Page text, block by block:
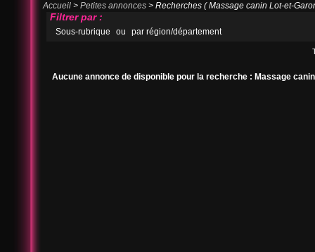
Accueil > Petites annonces > Recherches ( Massage canin Lot-et-
Filtrer par :
Sous-rubrique ou par région/département
Aucune annonce de disponible pour la recherche : Massage